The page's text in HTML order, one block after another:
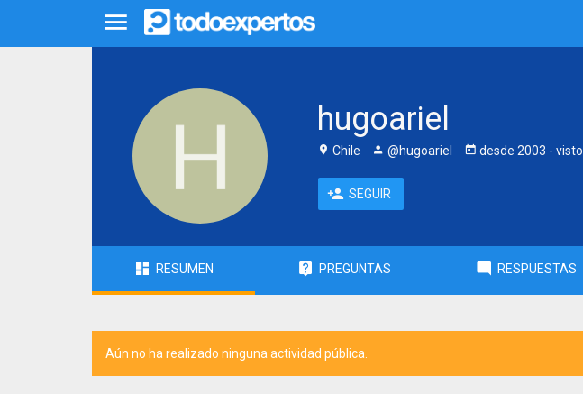
hugoariel
Chile @hugoariel desde 2003 - visto
SEGUIR
RESUMEN PREGUNTAS RESPUESTAS
Aún no ha realizado ninguna actividad pública.